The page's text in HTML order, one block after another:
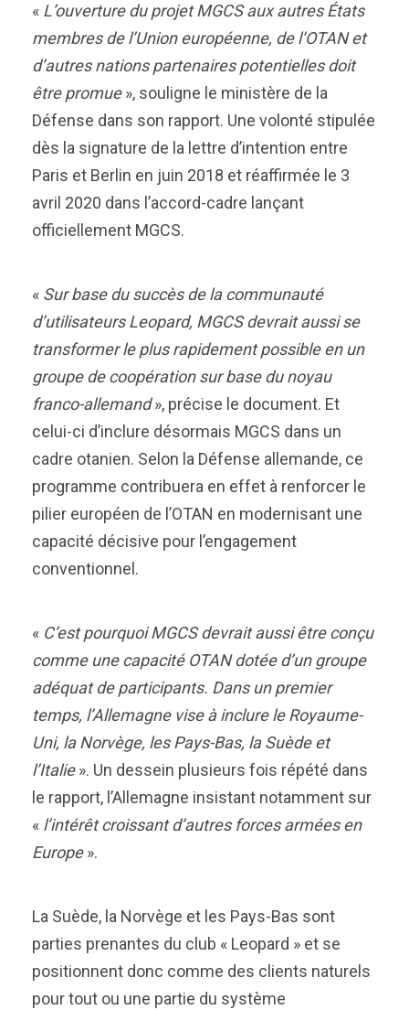
« L’ouverture du projet MGCS aux autres États
membres de l’Union européenne, de l’OTAN et
d’autres nations partenaires potentielles doit
être promue», souligne le ministère de la
Défense dans son rapport. Une volonté stipulée
dès la signature de la lettre d’intention entre
Paris et Berlin en juin 2018 et réaffirmée le 3
avril 2020 dans l’accord-cadre lançant
officiellement MGCS.
« Sur base du succès de la communauté
d’utilisateurs Leopard, MGCS devrait aussi se
transformer le plus rapidement possible en un
groupe de coopération sur base du noyau
franco-allemand», précise le document. Et
celui-ci d’inclure désormais MGCS dans un
cadre otanien. Selon la Défense allemande, ce
programme contribuera en effet à renforcer le
pilier européen de l’OTAN en modernisant une
capacité décisive pour l’engagement
conventionnel.
« C’est pourquoi MGCS devrait aussi être conçu
comme une capacité OTAN dotée d’un groupe
adéquat de participants. Dans un premier
temps, l’Allemagne vise à inclure le Royaume-
Uni, la Norvège, les Pays-Bas, la Suède et
l’Italie». Un dessein plusieurs fois répété dans
le rapport, l’Allemagne insistant notamment sur
« l’intérêt croissant d’autres forces armées en
Europe».
La Suède, la Norvège et les Pays-Bas sont
parties prenantes du club « Leopard » et se
positionnent donc comme des clients naturels
pour tout ou une partie du système